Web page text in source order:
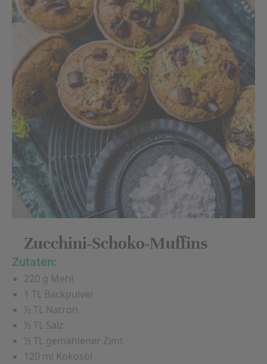
Zucchini-Schoko-Muffins
Zutaten:
220 g Mehl
1 TL Backpulver
½ TL Natron
½ TL Salz
½ TL gemahlener Zimt
120 ml Kokosöl